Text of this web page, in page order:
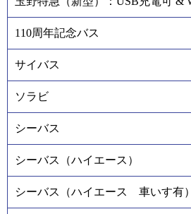
110周年記念バス
サイバス
ソラビ
シーバス
シーバス（ハイエース）
シーバス（ハイエース 車いす有）